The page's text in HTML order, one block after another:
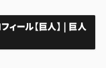
ィール【巨人】 | 巨人